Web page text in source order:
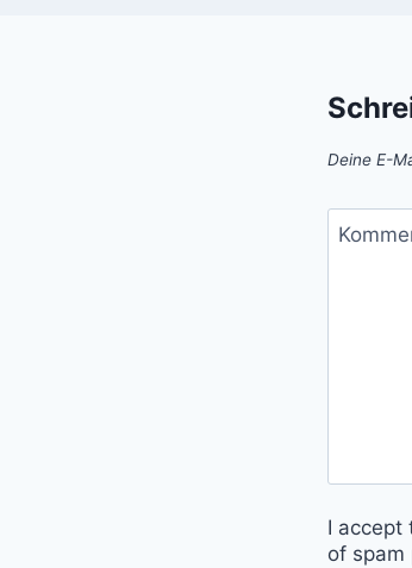
Deine E-
I accept
of spam